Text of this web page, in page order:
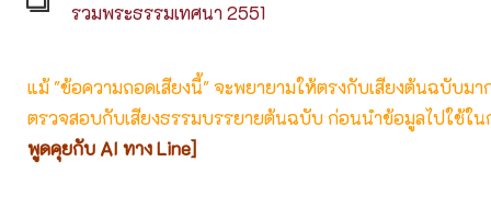
รวมพระธรรมเทศนา 2551
แม้ "ข้อความถอดเสียงนี้" จะพยายามให้ตรงกับเสียงต้นฉบับม
ตรวจสอบกับเสียงธรรมบรรยายต้นฉบับ ก่อนนำข้อมูลไปใช้ใน
พูดคุยกับ AI ทาง Line]